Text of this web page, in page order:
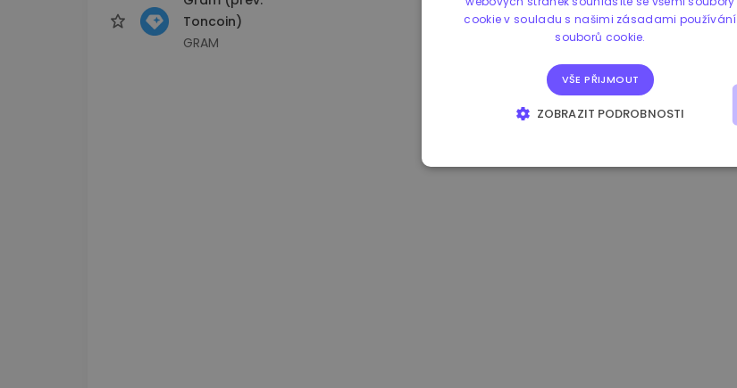
Toncoin)
GRAM
1.190000 € -2.10% 3.3B €
cookie v souladu s našimi zásadami používání
souborů cookie.
VŠE PŘIJMOUT
ZOBRAZIT PODROBNOSTI